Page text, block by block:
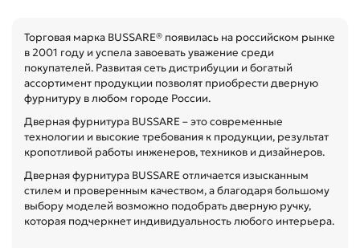
Торговая марка BUSSARE® появилась на российском рынке
в 2001 году и успела завоевать уважение среди
покупателей. Развитая сеть дистрибуции и богатый
ассортимент продукции позволят приобрести дверную
фурнитуру в любом городе России.
Дверная фурнитура BUSSARE – это современные
технологии и высокие требования к продукции, результат
кропотливой работы инженеров, техников и дизайнеров.
Дверная фурнитура BUSSARE отличается изысканным
стилем и проверенным качеством, а благодаря большому
выбору моделей возможно подобрать дверную ручку,
которая подчеркнет индивидуальность любого интерьера.